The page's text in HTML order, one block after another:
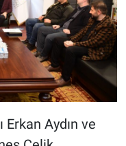
Aydın ve